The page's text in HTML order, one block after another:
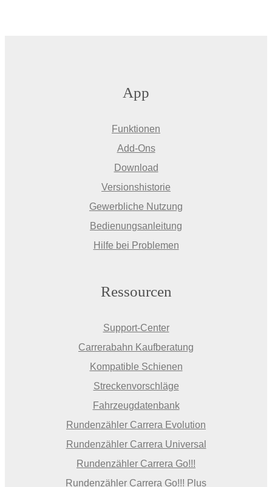
App
Funktionen
Add-Ons
Download
Versionshistorie
Gewerbliche Nutzung
Bedienungsanleitung
Hilfe bei Problemen
Ressourcen
Support-Center
Carrerabahn Kaufberatung
Kompatible Schienen
Streckenvorschläge
Fahrzeugdatenbank
Rundenzähler Carrera Evolution
Rundenzähler Carrera Universal
Rundenzähler Carrera Go!!!
Rundenzähler Carrera Go!!! Plus